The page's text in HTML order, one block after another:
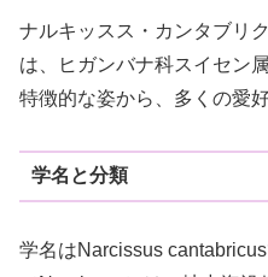
ナルキッスス・カンタブリ
は、ヒガンバナ科スイセン
特徴的な姿から、多くの愛
学名と分類
学名はNarcissus